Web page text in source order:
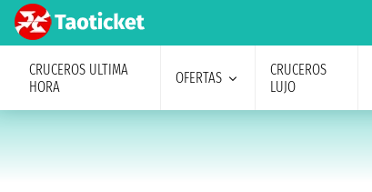
CRUCEROS ULTIMA
HORA
OFERTAS
CRUCEROS
LUJO